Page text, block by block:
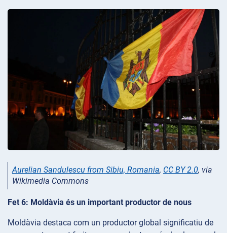
Aurelian Sandulescu from Sibiu, Romania, CC BY 2.0, via
Wikimedia Commons
Fet 6: Moldàvia és un important productor de nous
Moldàvia destaca com un productor global significatiu de